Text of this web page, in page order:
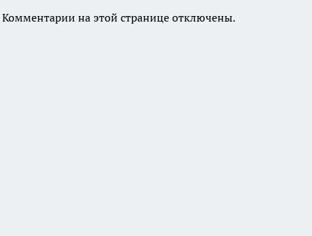
Комментарии на этой странице отключены.